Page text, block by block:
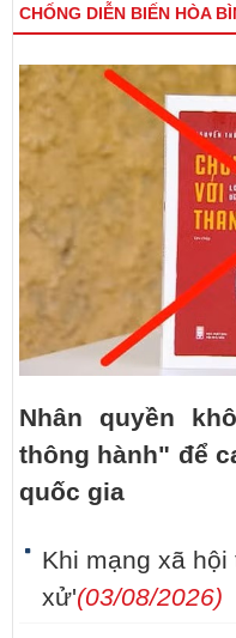
CHỐNG DIỄN BIẾN HÒA
Nhân quyền
thông hành" để
quốc gia
Khi mạng xã
xử'(03/08/2026)